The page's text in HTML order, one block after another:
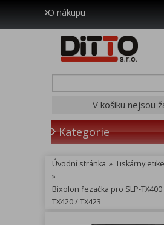
O nákupu
V košíku nejsou
Kategorie
Úvodní stránka » Tiskárny
»
Bixolon řezačka pro SLP-TX400
TX420 / TX423